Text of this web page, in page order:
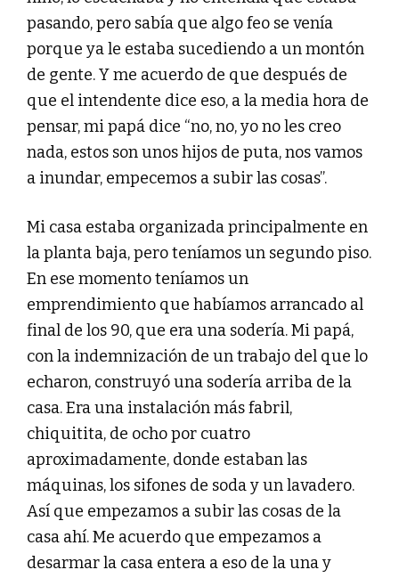
pasando, pero sabía que algo feo se venía
porque ya le estaba sucediendo a un montón
de gente. Y me acuerdo de que después de
que el intendente dice eso, a la media hora de
pensar, mi papá dice “no, no, yo no les creo
nada, estos son unos hijos de puta, nos vamos
a inundar, empecemos a subir las cosas”.
Mi casa estaba organizada principalmente en
la planta baja, pero teníamos un segundo piso.
En ese momento teníamos un
emprendimiento que habíamos arrancado al
final de los 90, que era una sodería. Mi papá,
con la indemnización de un trabajo del que lo
echaron, construyó una sodería arriba de la
casa. Era una instalación más fabril,
chiquitita, de ocho por cuatro
aproximadamente, donde estaban las
máquinas, los sifones de soda y un lavadero.
Así que empezamos a subir las cosas de la
casa ahí. Me acuerdo que empezamos a
desarmar la casa entera a eso de la una y